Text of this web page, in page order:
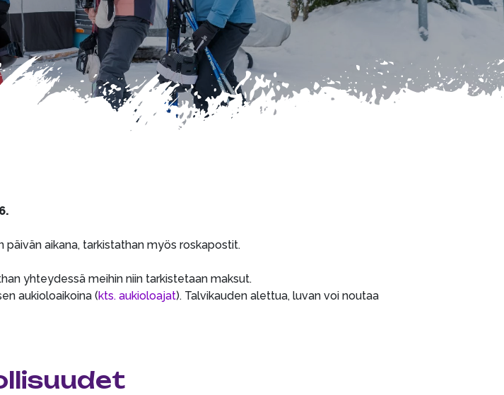
aikana, tarkistathan myös roskapostit.
yhteydessä meihin niin tarkistetaan maksut.
aukioloaikoina (kts. aukioloajat). Talvikauden alettua, luvan voi noutaa